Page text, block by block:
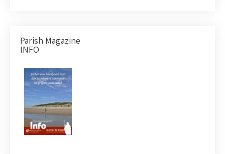
Parish Magazine
INFO